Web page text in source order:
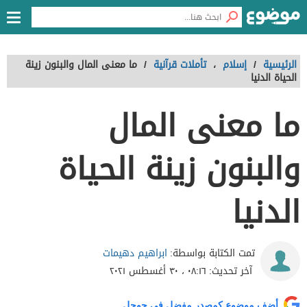
الرئيسية / إسلام ، تأملات قرآنية / ما معنى المال والبنون زينة
الحياة الدنيا
ما معنى المال
والبنون زينة الحياة
الدنيا
تمت الكتابة بواسطة: ابراهيم دهيمات
آخر تحديث: ٠٨:١٦ ، ٣٠ أغسطس ٢٠٢١
أضف موضوع كمصدر مفضل في جوجل